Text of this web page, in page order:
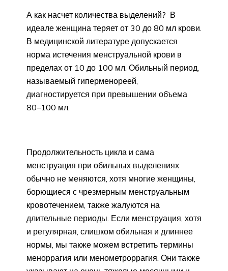
А как насчет количества выделений? В
идеале женщина теряет от 30 до 80 мл крови.
В медицинской литературе допускается
норма истечения менструальной крови в
пределах от 10 до 100 мл. Обильный период,
называемый гиперменореей,
диагностируется при превышении объема
80–100 мл.
Продолжительность цикла и сама
менструация при обильных выделениях
обычно не меняются, хотя многие женщины,
борющиеся с чрезмерным менструальным
кровотечением, также жалуются на
длительные периоды. Если менструация, хотя
и регулярная, слишком обильная и длиннее
нормы, мы также можем встретить термины
меноррагия или менометроррагия. Они также